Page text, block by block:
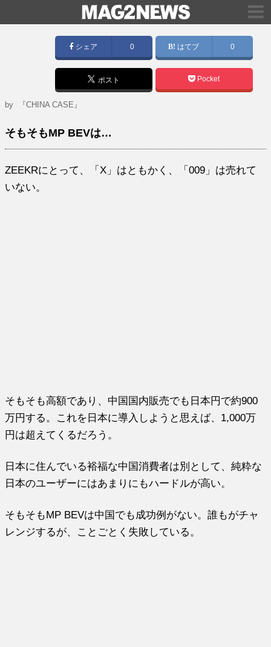
シェア 0 はてブ 0
ポスト Pocket
by 『CHINA CASE』
そもそもMP BEVは…
ZEEKRにとって、「X」はともかく、「009」は売れて
いない。
そもそも高額であり、中国国内販売でも日本円で約900
万円する。これを日本に導入しようと思えば、1,000万
円は超えてくるだろう。
日本に住んでいる裕福な中国消費者は別として、純粋な
日本のユーザーにはあまりにもハードルが高い。
そもそもMP BEVは中国でも成功例がない。誰もがチャ
レンジするが、ことごとく失敗している。